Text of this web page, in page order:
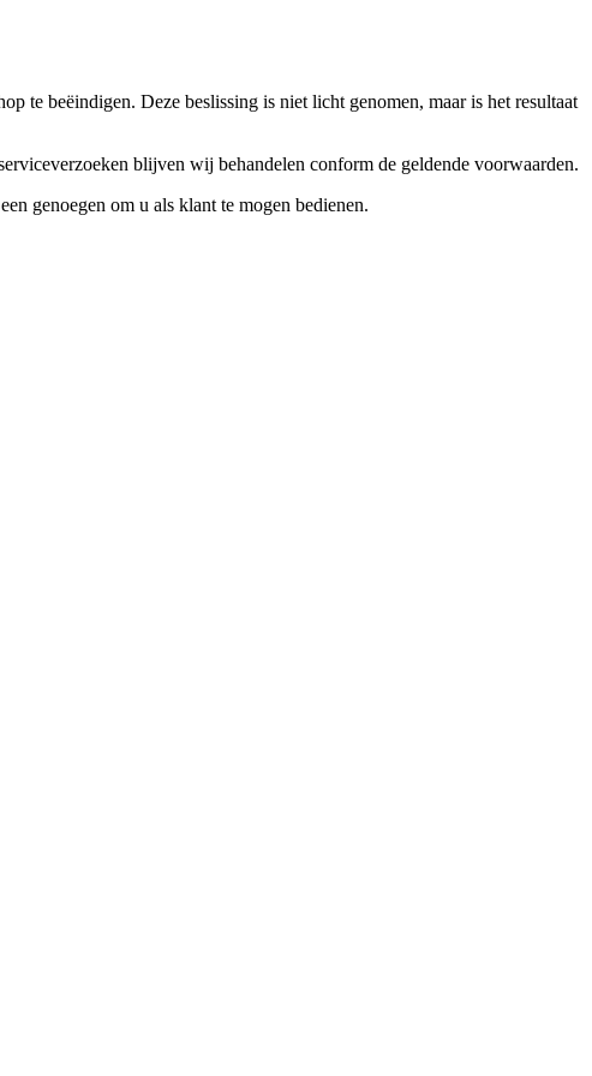
te beëindigen. Deze beslissing is niet licht genomen, maar is het resultaat
blijven wij behandelen conform de geldende voorwaarden.
genoegen om u als klant te mogen bedienen.